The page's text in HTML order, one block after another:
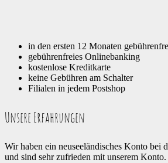
in den ersten 12 Monaten
gebührenfreies Onlinebanking
kostenlose Kreditkarte
keine Gebühren am Schalter
Filialen in jedem Postshop
Unsere Erfahrungen
Wir haben ein neuseeländisches Konto bei
und sind sehr zufrieden mit unserem